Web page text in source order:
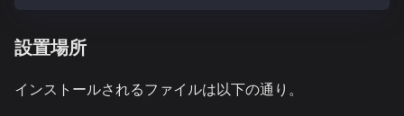
設置場所
インストールされるファイルは以下の通り。